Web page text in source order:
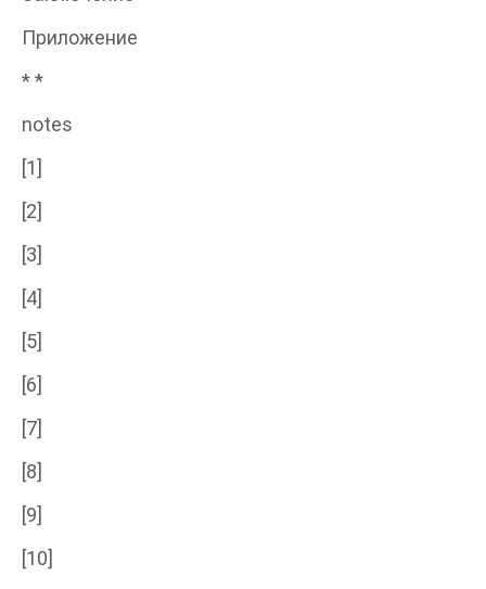
Приложение
* *
notes
[1]
[2]
[3]
[4]
[5]
[6]
[7]
[8]
[9]
[10]